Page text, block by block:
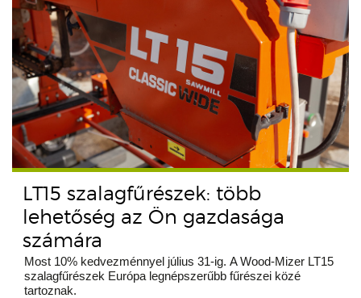
LT15 szalagfűrészek: több
lehetőség az Ön gazdasága
számára
Most 10% kedvezménnyel július 31-ig. A Wood-Mizer LT15
szalagfűrészek Európa legnépszerűbb fűrészei közé
tartoznak.